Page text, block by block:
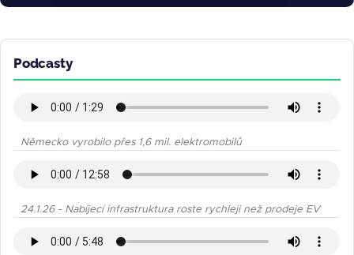
Podcasty
Německo vyrobilo přes 1,6 mil. elektromobilů
24.1.26 - Nabíjecí infrastruktura roste rychleji než prodeje EV